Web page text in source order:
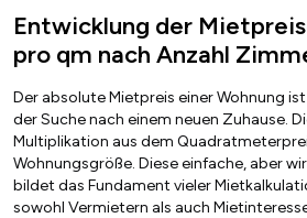
Entwicklung der
pro qm nach Anzahl
Der absolute Mietpreis einer Wohnung
der Suche nach einem neuen Zuhause.
Multiplikation aus dem
Wohnungsgröße. Diese einfache, aber
bildet das Fundament vieler
sowohl Vermietern als auch